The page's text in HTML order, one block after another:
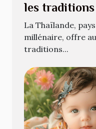
les
Thaïlande
La Thaïlande,
millénaire, offre
traditions...